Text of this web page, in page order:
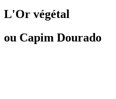
L'Or végétal
ou Capim Dourado